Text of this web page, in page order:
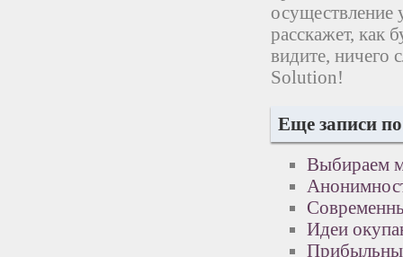
осуществление
расскажет, как
видите, ничего
Solution!
Еще записи
Выбираем
Идеи